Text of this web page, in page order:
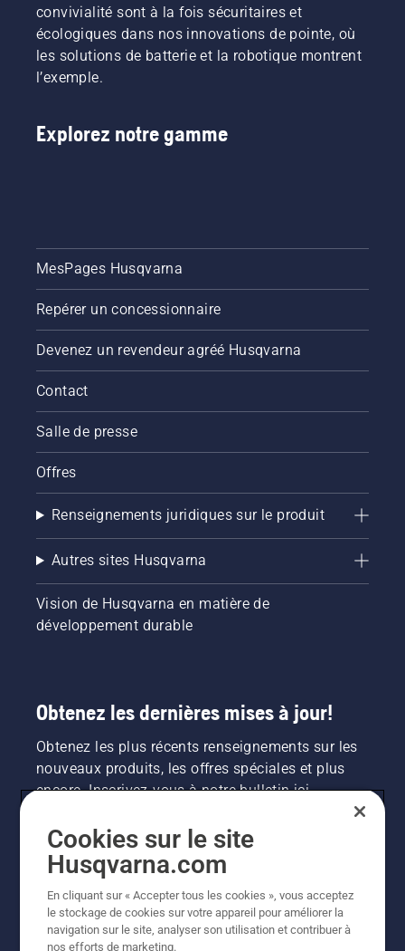
convivialité sont à la fois sécuritaires et
écologiques dans nos innovations de pointe, où
les solutions de batterie et la robotique montrent
l’exemple.
Explorez notre gamme
MesPages Husqvarna
Repérer un concessionnaire
Devenez un revendeur agréé Husqvarna
Contact
Salle de presse
Offres
Renseignements juridiques sur le produit
Autres sites Husqvarna
Vision de Husqvarna en matière de
développement durable
Obtenez les dernières mises à jour!
Obtenez les plus récents renseignements sur les
nouveaux produits, les offres spéciales et plus
encore. Inscrivez-vous à notre bulletin ici.
INSCRIPTION À LA NEWSLETTER
Cookies sur le site
Husqvarna.com
En cliquant sur « Accepter tous les cookies », vous acceptez
le stockage de cookies sur votre appareil pour améliorer la
navigation sur le site, analyser son utilisation et contribuer à
nos efforts de marketing.